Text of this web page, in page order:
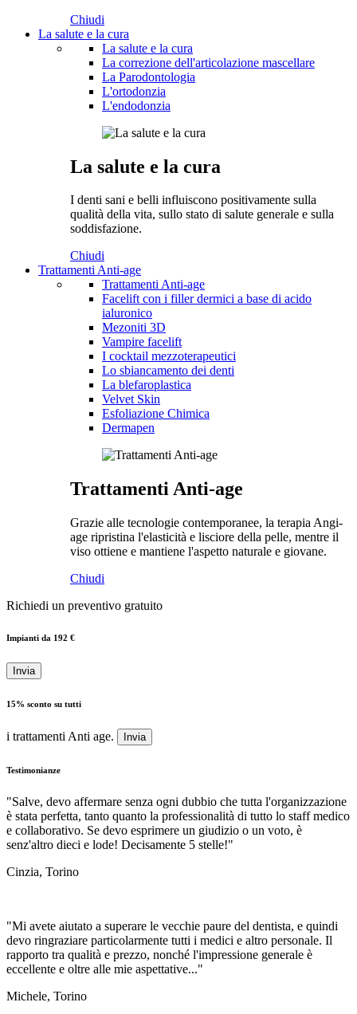
Chiudi
La salute e la cura
La salute e la cura
La correzione dell'articolazione mascellare
La Parodontologia
L'ortodonzia
L'endodonzia
La salute e la cura
I denti sani e belli influiscono positivamente sulla
qualità della vita, sullo stato di salute generale e sulla
soddisfazione.
Chiudi
Trattamenti Anti-age
Trattamenti Anti-age
Facelift con i filler dermici a base di acido
ialuronico
Mezoniti 3D
Vampire facelift
I cocktail mezzoterapeutici
Lo sbiancamento dei denti
La blefaroplastica
Velvet Skin
Esfoliazione Chimica
Dermapen
Trattamenti Anti-age
Grazie alle tecnologie contemporanee, la terapia Angi-
age ripristina l'elasticità e lisciore della pelle, mentre il
viso ottiene e mantiene l'aspetto naturale e giovane.
Chiudi
Richiedi un preventivo gratuito
Impianti da 192 €
Invia
15% sconto su tutti
i trattamenti Anti age. Invia
Testimonianze
"Salve, devo affermare senza ogni dubbio che tutta l'organizzazione
è stata perfetta, tanto quanto la professionalità di tutto lo staff medico
e collaborativo. Se devo esprimere un giudizio o un voto, è
senz'altro dieci e lode! Decisamente 5 stelle!"
Cinzia, Torino
"Mi avete aiutato a superare le vecchie paure del dentista, e quindi
devo ringraziare particolarmente tutti i medici e altro personale. Il
rapporto tra qualità e prezzo, nonché l'impressione generale è
eccellente e oltre alle mie aspettative..."
Michele, Torino